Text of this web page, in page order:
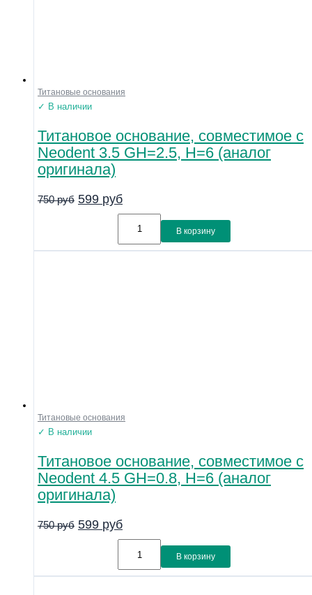
Титановые основания
✓ В наличии
Титановое основание, совместимое с
Neodent 3.5 GH=2.5, H=6 (аналог
оригинала)
750руб 599 руб
В корзину
Титановые основания
✓ В наличии
Титановое основание, совместимое с
Neodent 4.5 GH=0.8, H=6 (аналог
оригинала)
750руб 599 руб
В корзину